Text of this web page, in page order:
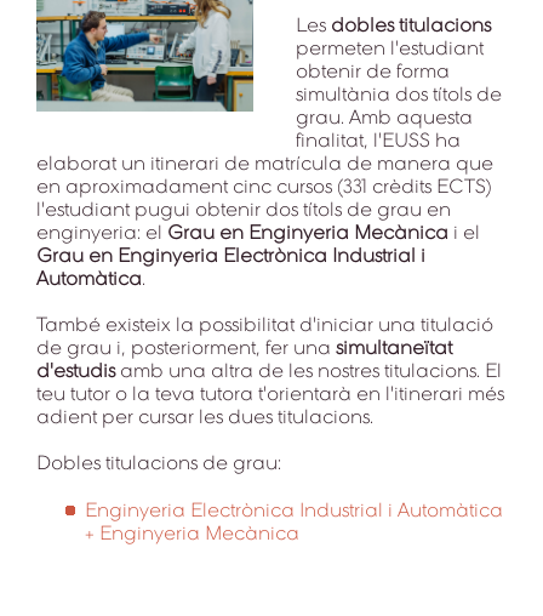
Les dobles titulacions
permeten l'estudiant
obtenir de forma
simultània dos títols de
grau. Amb aquesta
finalitat, l'EUSS ha
elaborat un itinerari de matrícula de manera que
en aproximadament cinc cursos (331 crèdits ECTS)
l'estudiant pugui obtenir dos títols de grau en
enginyeria: el Grau en Enginyeria Mecànica i el
Grau en Enginyeria Electrònica Industrial i
Automàtica.
També existeix la possibilitat d'iniciar una titulació
de grau i, posteriorment, fer una simultaneïtat
d'estudisamb una altra de les nostres titulacions. El
teu tutor o la teva tutora t'orientarà en l'itinerari més
adient per cursar les dues titulacions.
Dobles titulacions de grau:
Enginyeria Electrònica Industrial i Automàtica
+ Enginyeria Mecànica